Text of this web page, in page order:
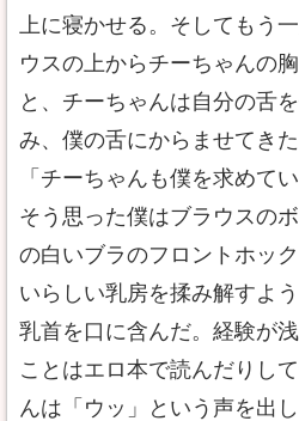
上に寝かせる。そしてもう
ウスの上からチーちゃんの
と、チーちゃんは自分の舌
み、僕の舌にからませてきた
「チーちゃんも僕を求めてい
そう思った僕はブラウスの
の白いブラのフロントホッ
いらしい乳房を揉み解すよ
乳首を口に含んだ。経験が
ことはエロ本で読んだりし
んは「ウッ」という声を出